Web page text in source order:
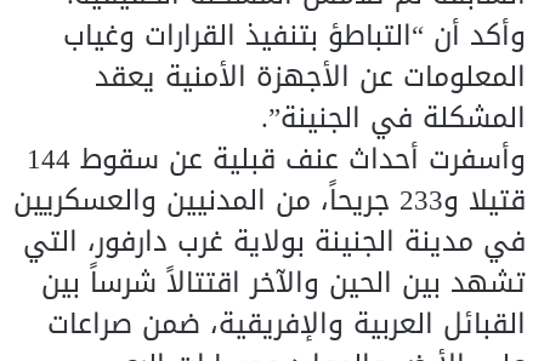
وأكد أن “التباطؤ بتنفيذ القرارات وغياب
المعلومات عن الأجهزة الأمنية يعقد
المشكلة في الجنينة”.
وأسفرت أحداث عنف قبلية عن سقوط 144
قتيلا و233 جريحاً، من المدنيين والعسكريين
في مدينة الجنينة بولاية غرب دارفور، التي
تشهد بين الحين والآخر اقتتالاً شرساً بين
القبائل العربية والإفريقية، ضمن صراعات